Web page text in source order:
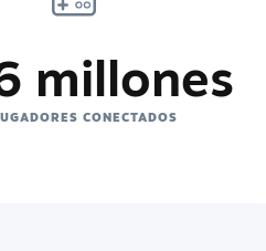
millones
CONECTADOS